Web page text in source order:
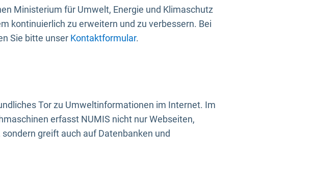
Ministerium für Umwelt, Energie und Klimaschutz
kontinuierlich zu erweitern und zu verbessern. Bei
Sie bitte unser Kontaktformular.
Tor zu Umweltinformationen im Internet. Im
erfasst NUMIS nicht nur Webseiten,
greift auch auf Datenbanken und